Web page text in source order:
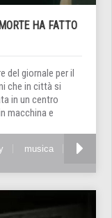
HA FATTO
del giornale per il
che in città si
in un centro
macchina e
musica